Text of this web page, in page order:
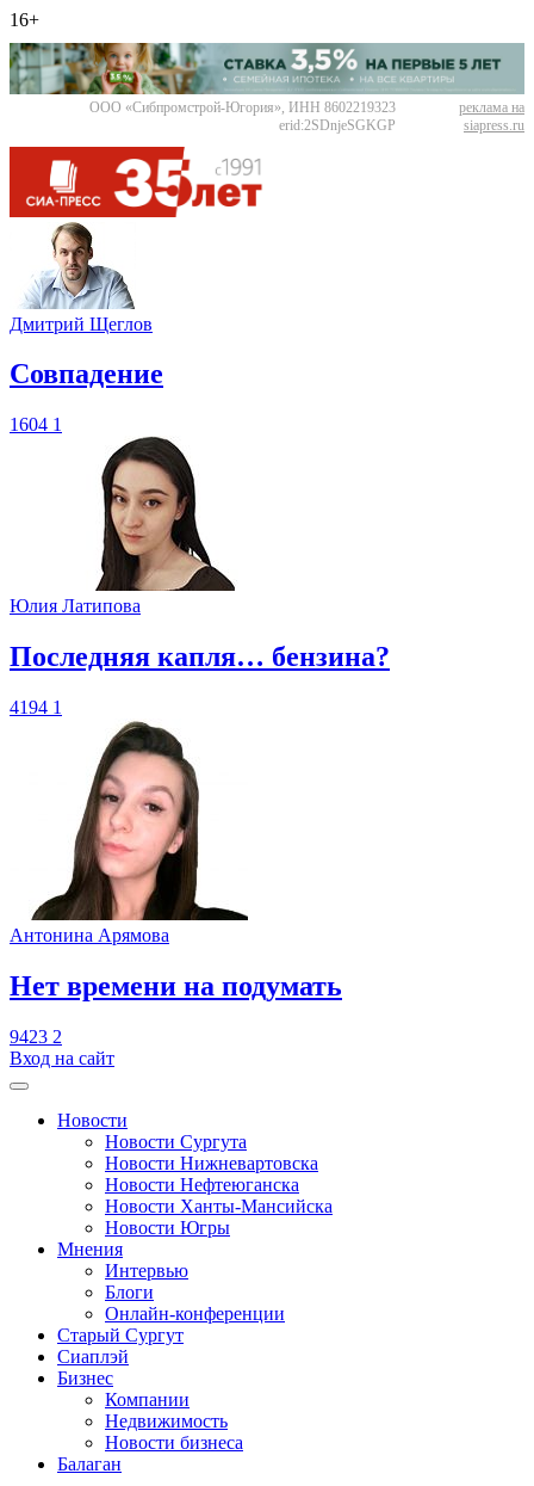
16+
ООО «Сибпромстрой-Югория», ИНН 8602219323
erid:2SDnjeSGKGP
реклама на
siapress.ru
Дмитрий Щеглов
​Совпадение
1604 1
Юлия Латипова
​Последняя капля… бензина?
4194 1
Антонина Арямова
​Нет времени на подумать
9423 2
Вход на сайт
Новости
Новости Сургута
Новости Нижневартовска
Новости Нефтеюганска
Новости Ханты-Мансийска
Новости Югры
Мнения
Интервью
Блоги
Онлайн-конференции
Старый Сургут
Сиаплэй
Бизнес
Компании
Недвижимость
Новости бизнеса
Балаган